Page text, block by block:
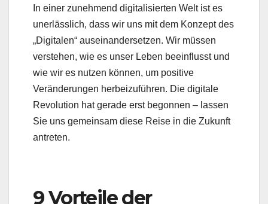
In einer zunehmend digitalisierten Welt ist es
unerlässlich, dass wir uns mit dem Konzept des
„Digitalen“ auseinandersetzen. Wir müssen
verstehen, wie es unser Leben beeinflusst und
wie wir es nutzen können, um positive
Veränderungen herbeizuführen. Die digitale
Revolution hat gerade erst begonnen – lassen
Sie uns gemeinsam diese Reise in die Zukunft
antreten.
9 Vorteile der